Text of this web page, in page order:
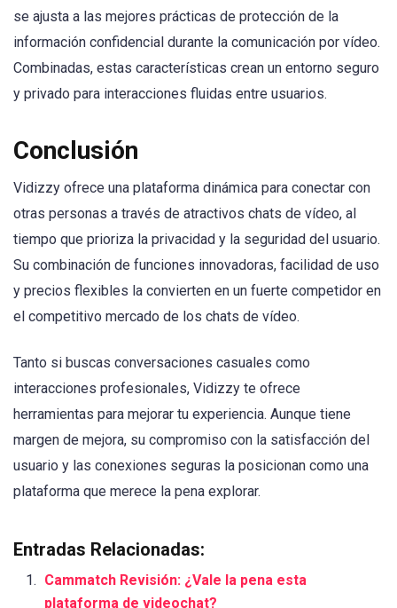
se ajusta a las mejores prácticas de protección de la
información confidencial durante la comunicación por vídeo.
Combinadas, estas características crean un entorno seguro
y privado para interacciones fluidas entre usuarios.
Conclusión
Vidizzy ofrece una plataforma dinámica para conectar con
otras personas a través de atractivos chats de vídeo, al
tiempo que prioriza la privacidad y la seguridad del usuario.
Su combinación de funciones innovadoras, facilidad de uso
y precios flexibles la convierten en un fuerte competidor en
el competitivo mercado de los chats de vídeo.
Tanto si buscas conversaciones casuales como
interacciones profesionales, Vidizzy te ofrece
herramientas para mejorar tu experiencia. Aunque tiene
margen de mejora, su compromiso con la satisfacción del
usuario y las conexiones seguras la posicionan como una
plataforma que merece la pena explorar.
Entradas Relacionadas:
Cammatch Revisión: ¿Vale la pena esta
plataforma de videochat?